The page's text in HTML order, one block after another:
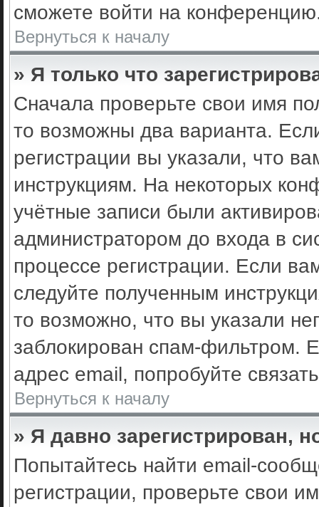
сможете войти на
Вернуться к началу
» Я только что
Сначала проверьте свои имя
то возможны два варианта.
регистрации вы указали, что
инструкциям. На некоторых
учётные записи были
администратором до входа в
процессе регистрации. Если
следуйте полученным
то возможно, что вы указали
заблокирован спам-фильтром.
адрес email, попробуйте
Вернуться к началу
» Я давно зарегистрирован,
Попытайтесь найти email-
регистрации, проверьте свои